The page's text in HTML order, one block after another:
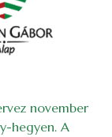
november
hegyen. A